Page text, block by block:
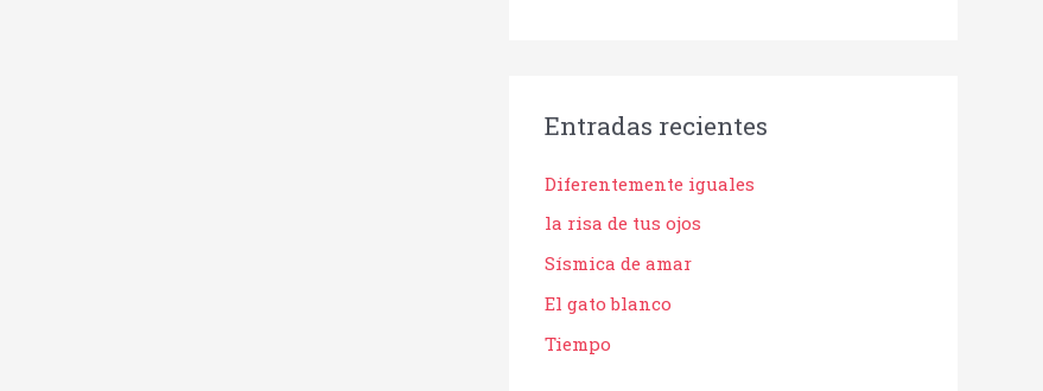
Entradas recientes
Diferentemente iguales
la risa de tus ojos
Sísmica de amar
El gato blanco
Tiempo